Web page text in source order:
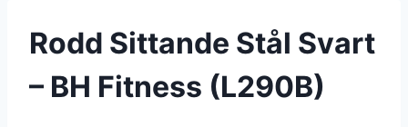
Rodd Sittande Stål Svart
– BH Fitness (L290B)